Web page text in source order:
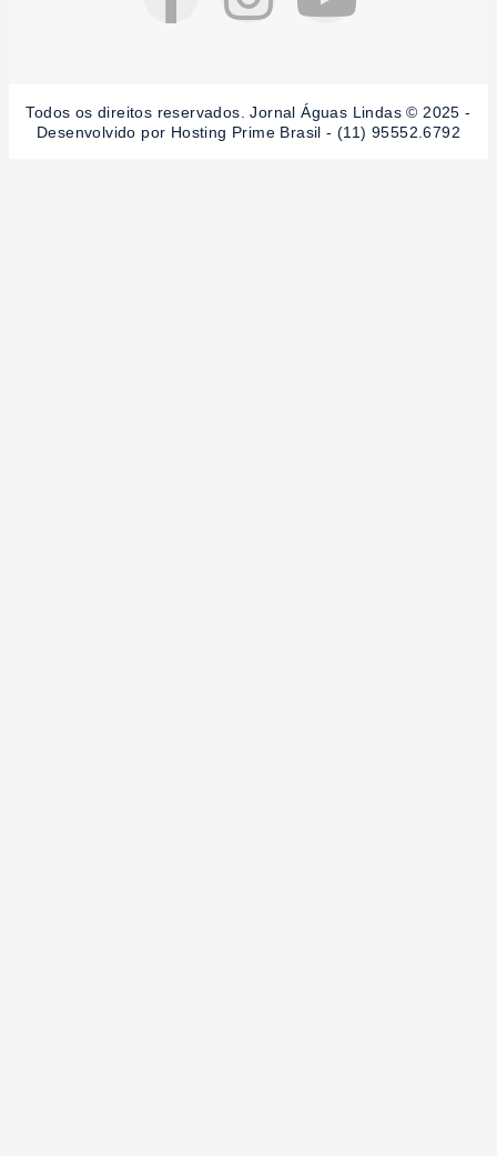
c
s
u
t
Todos os direitos reservados. Jornal Águas Lindas © 2025 -
Desenvolvido por Hosting Prime Brasil - (11) 95552.6792